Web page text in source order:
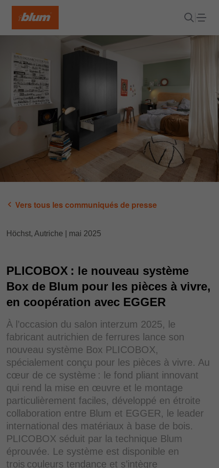
Vers tous les communiqués de presse
Höchst, Autriche | mai 2025
PLICOBOX : le nouveau système
Box de Blum pour les pièces à vivre,
en coopération avec EGGER
À l’occasion du salon interzum 2025, le
fabricant autrichien de ferrures lance son
nouveau système Box PLICOBOX,
spécialement conçu pour les pièces à vivre. Au
cœur de ce système : le fond pliant innovant
qui rend la mise en œuvre et le montage
particulièrement faciles, développé en étroite
collaboration entre Blum et EGGER, le leader
international des matériaux à base de bois.
PLICOBOX séduit par la technique Blum
éprouvée. Le système est disponible en
trois couleurs tendance et s’intègre